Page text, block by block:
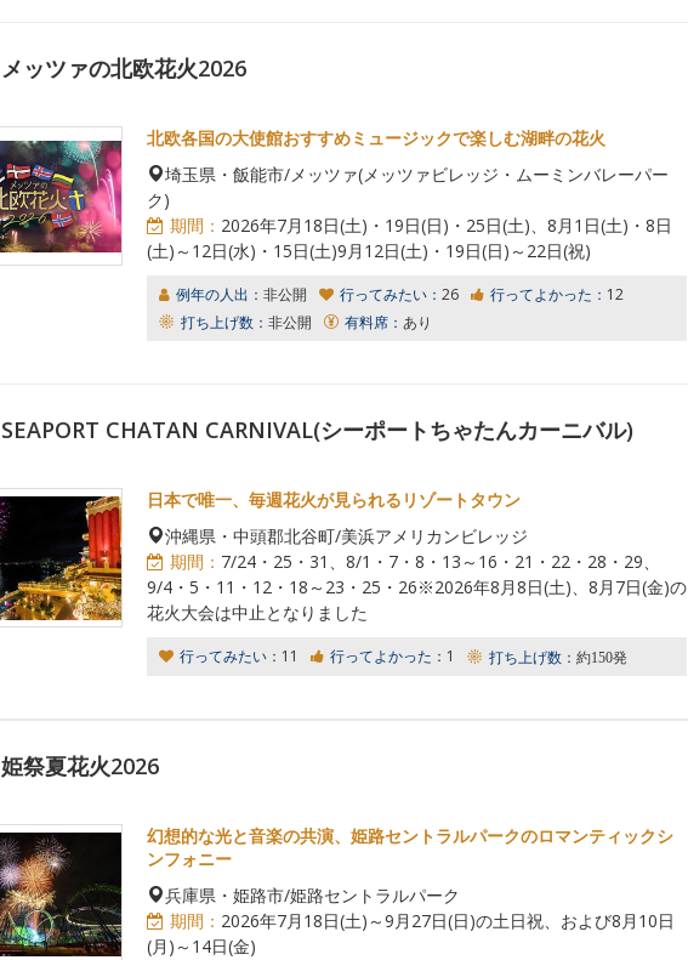
メッツァの北欧花火2026
北欧各国の大使館おすすめミュージックで楽しむ湖畔の花火
埼玉県・飯能市/メッツァ(メッツァビレッジ・ムーミンバレーパー
ク)
期間： 2026年7月18日(土)・19日(日)・25日(土)、8月1日(土)・8日
(土)～12日(水)・15日(土)9月12日(土)・19日(日)～22日(祝)
例年の人出： 非公開 行ってみたい： 26 行ってよかった： 12
打ち上げ数： 非公開 有料席： あり
SEAPORT CHATAN CARNIVAL(シーポートちゃたんカーニバル)
日本で唯一、毎週花火が見られるリゾートタウン
沖縄県・中頭郡北谷町/美浜アメリカンビレッジ
期間： 7/24・25・31、8/1・7・8・13～16・21・22・28・29、
9/4・5・11・12・18～23・25・26※2026年8月8日(土)、8月7日(金)の
花火大会は中止となりました
行ってみたい： 11 行ってよかった： 1 打ち上げ数： 約150発
姫祭夏花火2026
幻想的な光と音楽の共演、姫路セントラルパークのロマンティックシ
ンフォニー
兵庫県・姫路市/姫路セントラルパーク
期間： 2026年7月18日(土)～9月27日(日)の土日祝、および8月10日
(月)～14日(金)